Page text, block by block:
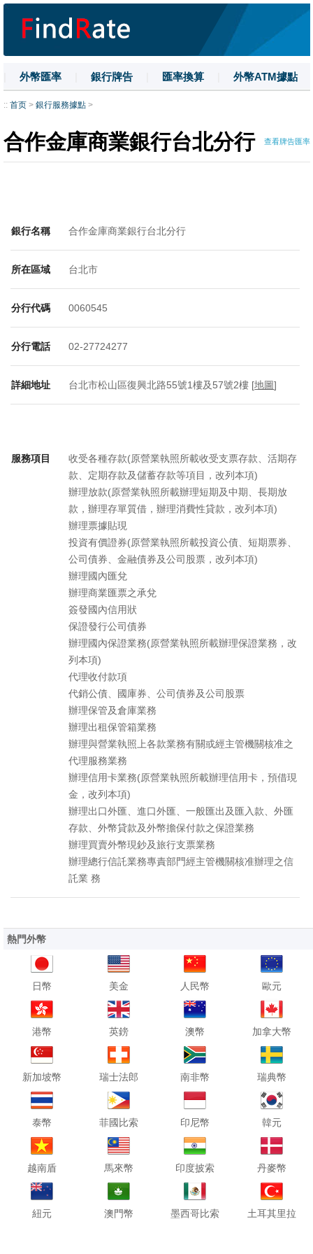
外幣匯率 銀行牌告 匯率換算 外幣ATM據點
| 名詞解釋 | 換匯技巧
:: 首页 > 銀行服務據點 >
合作金庫商業銀行台北分行 查看牌告匯率
銀行名稱 合作金庫商業銀行台北分行
所在區域 台北市
分行代碼 0060545
分行電話 02-27724277
詳細地址 台北市松山區復興北路55號1樓及57號2樓 [地圖]
服務項目
收受各種存款(原營業執照所載收受支票存款、活期存
款、定期存款及儲蓄存款等項目，改列本項)
辦理放款(原營業執照所載辦理短期及中期、長期放
款，辦理存單質借，辦理消費性貸款，改列本項)
辦理票據貼現
投資有價證券(原營業執照所載投資公債、短期票券、
公司債券、金融債券及公司股票，改列本項)
辦理國內匯兌
辦理商業匯票之承兌
簽發國內信用狀
保證發行公司債券
辦理國內保證業務(原營業執照所載辦理保證業務，改
列本項)
代理收付款項
代銷公債、國庫券、公司債券及公司股票
辦理保管及倉庫業務
辦理出租保管箱業務
辦理與營業執照上各款業務有關或經主管機關核准之
代理服務業務
辦理信用卡業務(原營業執照所載辦理信用卡，預借現
金，改列本項)
辦理出口外匯、進口外匯、一般匯出及匯入款、外匯
存款、外幣貸款及外幣擔保付款之保證業務
辦理買賣外幣現鈔及旅行支票業務
辦理總行信託業務專責部門經主管機關核准辦理之信
託業 務
熱門外幣
日幣 美金 人民幣 歐元
港幣 英鎊 澳幣 加拿大幣
新加坡幣 瑞士法郎 南非幣 瑞典幣
泰幣 菲國比索 印尼幣 韓元
越南盾 馬來幣 印度披索 丹麥幣
紐元 澳門幣 墨西哥比索 土耳其里拉